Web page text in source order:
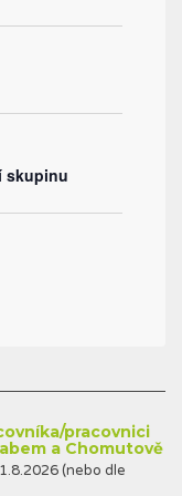
skupinu
pracovnici
a Chomutově
(nebo dle